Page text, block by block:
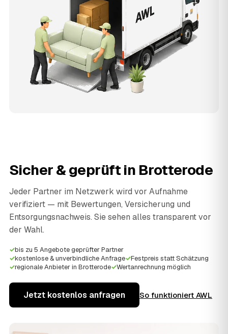
Sicher & geprüft in Brotterode
Jeder Partner im Netzwerk wird vor Aufnahme
verifiziert — mit Bewertungen, Versicherung und
Entsorgungsnachweis. Sie sehen alles transparent vor
der Wahl.
✓bis zu 5 Angebote geprüfter Partner
✓kostenlose & unverbindliche Anfrage✓Festpreis statt Schätzung
✓regionale Anbieter in Brotterode✓Wertanrechnung möglich
Jetzt kostenlos anfragen So funktioniert AWL